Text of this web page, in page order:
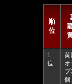
順
位
1
位
黄
オ
ブ
個